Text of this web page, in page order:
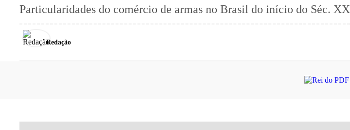
Particularidades do comércio de armas no Brasil do início do Séc. XX
Redação